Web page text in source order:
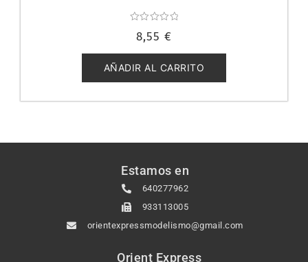
con
de
5
8,55 €
AÑADIR AL CARRITO
Estamos en
640277962
933113005
orientexpressmodelismo@gmail.com
Orient Express